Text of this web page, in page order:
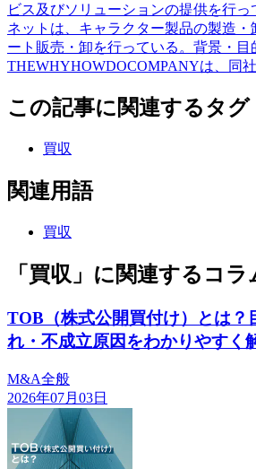
ビス及びソリューションの提供を行
ネットは、キャラクター製品の製造
ート販売・卸を行っている。背景・目
THEWHYHOWDOCOMPANYは、同
この記事に関連するタグ
買収
関連用語
買収
「買収」に関連するコラ
TOB（株式公開買付け）とは？
れ・不成立原因をわかりやすく
M&A全般
2026年07月03日